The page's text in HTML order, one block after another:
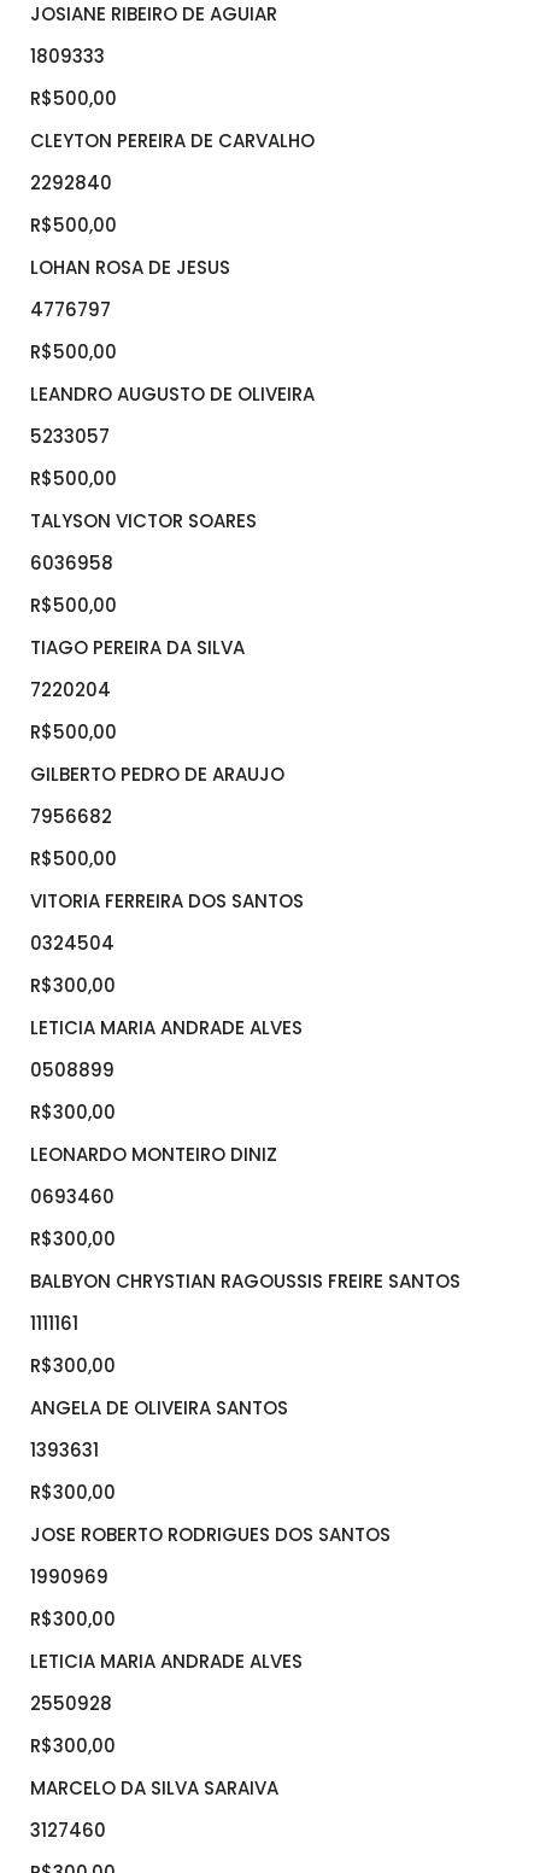
JOSIANE RIBEIRO DE AGUIAR
1809333
R$500,00
CLEYTON PEREIRA DE CARVALHO
2292840
R$500,00
LOHAN ROSA DE JESUS
4776797
R$500,00
LEANDRO AUGUSTO DE OLIVEIRA
5233057
R$500,00
TALYSON VICTOR SOARES
6036958
R$500,00
TIAGO PEREIRA DA SILVA
7220204
R$500,00
GILBERTO PEDRO DE ARAUJO
7956682
R$500,00
VITORIA FERREIRA DOS SANTOS
0324504
R$300,00
LETICIA MARIA ANDRADE ALVES
0508899
R$300,00
LEONARDO MONTEIRO DINIZ
0693460
R$300,00
BALBYON CHRYSTIAN RAGOUSSIS FREIRE SANTOS
1111161
R$300,00
ANGELA DE OLIVEIRA SANTOS
1393631
R$300,00
JOSE ROBERTO RODRIGUES DOS SANTOS
1990969
R$300,00
LETICIA MARIA ANDRADE ALVES
2550928
R$300,00
MARCELO DA SILVA SARAIVA
3127460